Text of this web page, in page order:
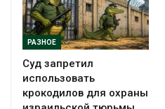
РАЗНОЕ
Суд запретил
использовать
крокодилов для охраны